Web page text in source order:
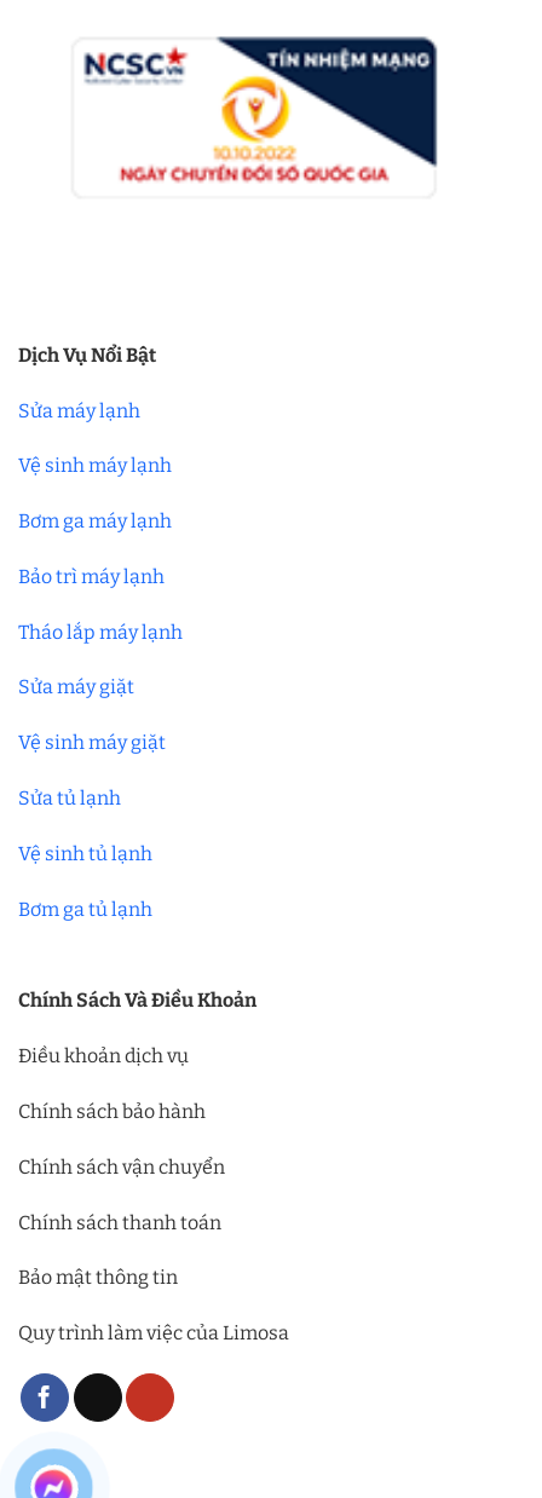
Dịch Vụ Nổi Bật
Sửa máy lạnh
Vệ sinh máy lạnh
Bơm ga máy lạnh
Bảo trì máy lạnh
Tháo lắp máy lạnh
Sửa máy giặt
Vệ sinh máy giặt
Sửa tủ lạnh
Vệ sinh tủ lạnh
Bơm ga tủ lạnh
Chính Sách Và Điều Khoản
Điều khoản dịch vụ
Chính sách bảo hành
Chính sách vận chuyển
Chính sách thanh toán
Bảo mật thông tin
Quy trình làm việc của Limosa